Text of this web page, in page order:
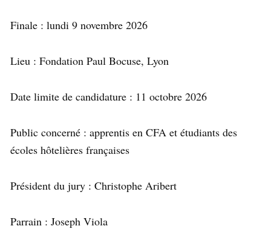
Finale : lundi 9 novembre 2026
Lieu : Fondation Paul Bocuse, Lyon
Date limite de candidature : 11 octobre 2026
Public concerné : apprentis en CFA et étudiants des
écoles hôtelières françaises
Président du jury : Christophe Aribert
Parrain : Joseph Viola